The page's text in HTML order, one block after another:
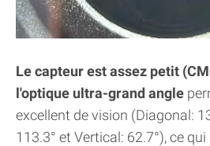
Le capteur est assez petit
l'optique ultra-grand angle
excellent de vision (Diagonal:
113.3° et Vertical: 62.7°), ce